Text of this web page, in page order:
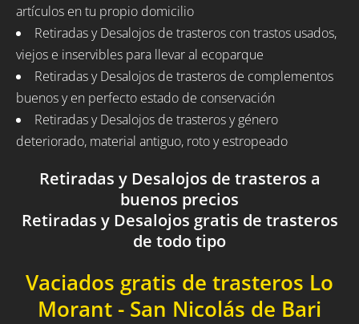
artículos en tu propio domicilio
Retiradas y Desalojos de trasteros con trastos usados,
viejos e inservibles para llevar al ecoparque
Retiradas y Desalojos de trasteros de complementos
buenos y en perfecto estado de conservación
Retiradas y Desalojos de trasteros y género
deteriorado, material antiguo, roto y estropeado
Retiradas y Desalojos de trasteros a
buenos precios
Retiradas y Desalojos gratis de trasteros
de todo tipo
Vaciados gratis de trasteros Lo
Morant - San Nicolás de Bari